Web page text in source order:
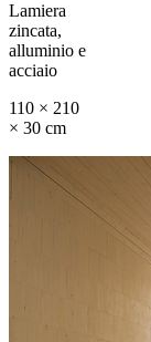
Lamiera
zincata,
alluminio e
acciaio
110 × 210
× 30 cm